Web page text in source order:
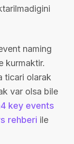
naming
kurmaktir.
ticari olarak
var olsa bile
key events
rehberi ile